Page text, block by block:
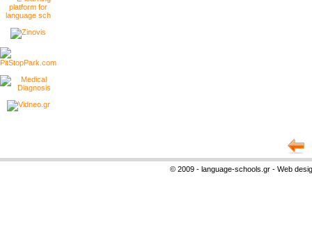
© 2009 - language-schools.gr - Web